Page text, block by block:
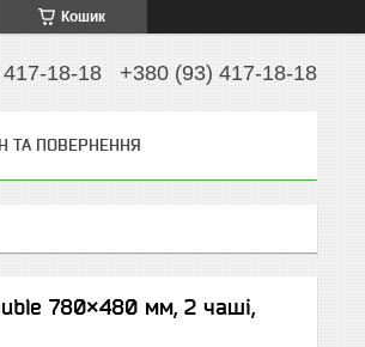
Кошик
18-18 +380 (93) 417-18-18
ТА ПОВЕРНЕННЯ
780×480 мм, 2 чаші,